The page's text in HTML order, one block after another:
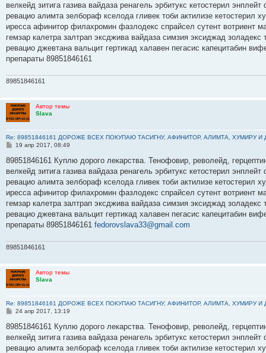
щ
е
и
е
велкейд зитига газива вайдаза ренагель эрбитукс кетостерил
ревацио алимта зелбораф кселода гливек тоби актилизе кетостерил
иресса афинитор филахромин фазлодекс спрайсел сутент вотриент
гемзар калетра залтрап эксджива вайдаза симзия эксиджад
ревацио джевтана вальцит гертикад халавен пегасис капецитабин
препараты 89851846161
89851846161
Автор темы
Slava
Re: 89851846161 ДОРОЖЕ ВСЕХ ПОКУПАЮ ТАСИГНУ, АФИНИТОР, АЛИМТА, ХУМИРУ И
С
о
щ
е
и
е
19 апр 2017, 08:49
89851846161 Куплю дорого лекарства. Тенофовир, револейд,
велкейд зитига газива вайдаза ренагель эрбитукс кетостерил
ревацио алимта зелбораф кселода гливек тоби актилизе кетостерил
иресса афинитор филахромин фазлодекс спрайсел сутент вотриент
гемзар калетра залтрап эксджива вайдаза симзия эксиджад
ревацио джевтана вальцит гертикад халавен пегасис капецитабин
препараты 89851846161 fedorovslava33@gmail.com
89851846161
Автор темы
Slava
Re: 89851846161 ДОРОЖЕ ВСЕХ ПОКУПАЮ ТАСИГНУ, АФИНИТОР, АЛИМТА, ХУМИРУ И
С
о
щ
е
24 апр 2017, 13:19
89851846161 Куплю дорого лекарства. Тенофовир, револейд,
велкейд зитига газива вайдаза ренагель эрбитукс кетостерил
ревацио алимта зелбораф кселода гливек тоби актилизе кетостерил